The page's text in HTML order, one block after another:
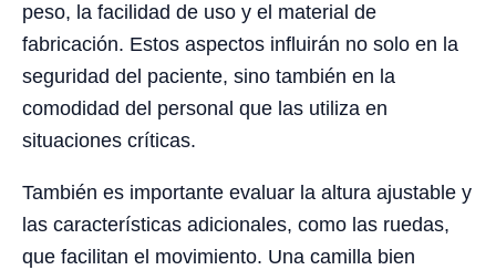
peso, la facilidad de uso y el material de
fabricación. Estos aspectos influirán no solo en la
seguridad del paciente, sino también en la
comodidad del personal que las utiliza en
situaciones críticas.
También es importante evaluar la altura ajustable y
las características adicionales, como las ruedas,
que facilitan el movimiento. Una camilla bien